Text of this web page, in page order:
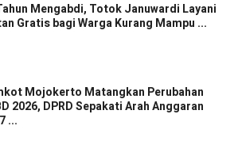
Mengabdi, Totok Januwardi Layani
Gratis bagi Warga Kurang Mampu ...
Mojokerto Matangkan Perubahan
2026, DPRD Sepakati Arah Anggaran
...